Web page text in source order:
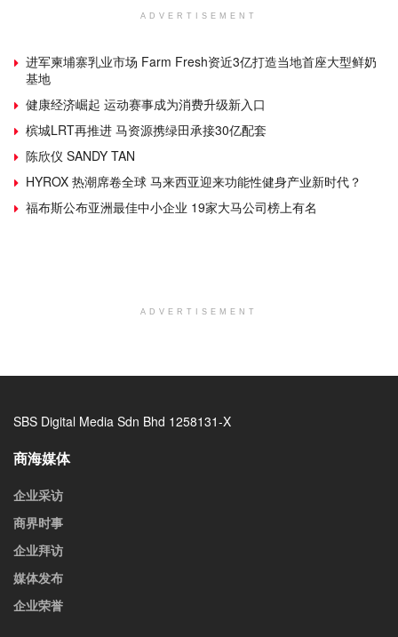
ADVERTISEMENT
进军柬埔寨乳业市场 Farm Fresh资近3亿打造当地首座大型鲜奶
基地
健康经济崛起 运动赛事成为消费升级新入口
槟城LRT再推进 马资源携绿田承接30亿配套
陈欣仪 SANDY TAN
HYROX 热潮席卷全球 马来西亚迎来功能性健身产业新时代？
福布斯公布亚洲最佳中小企业 19家大马公司榜上有名
ADVERTISEMENT
SBS Digital Media Sdn Bhd 1258131-X
商海媒体
企业采访
商界时事
企业拜访
媒体发布
企业荣誉